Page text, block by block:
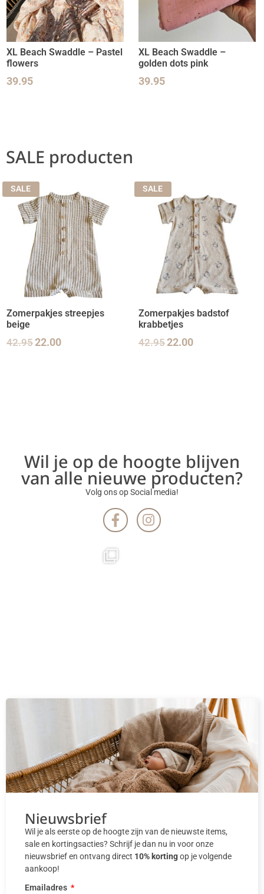
XL Beach Swaddle – Pastel
flowers
39.95
XL Beach Swaddle –
golden dots pink
39.95
SALE producten
SALE
Zomerpakjes streepjes
beige
42.9522.00
SALE
Zomerpakjes badstof
krabbetjes
42.9522.00
Wil je op de hoogte blijven
van alle nieuwe producten?
Volg ons op Social media!
Nieuwsbrief
Wil je als eerste op de hoogte zijn van de nieuwste items,
sale en kortingsacties? Schrijf je dan nu in voor onze
nieuwsbrief en ontvang direct 10% kortingop je volgende
aankoop!
Emailadres